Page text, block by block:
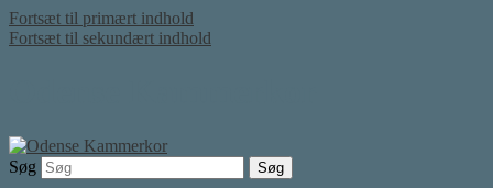
Fortsæt til primært indhold
Fortsæt til sekundært indhold
Søg